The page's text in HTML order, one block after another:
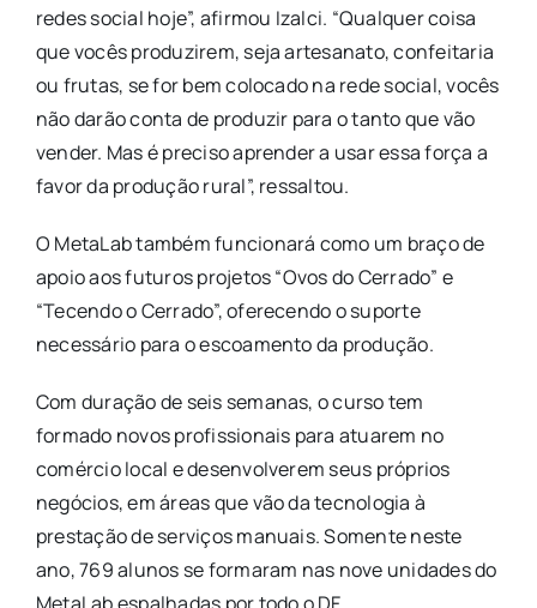
redes social hoje”, afirmou Izalci. “Qualquer coisa
que vocês produzirem, seja artesanato, confeitaria
ou frutas, se for bem colocado na rede social, vocês
não darão conta de produzir para o tanto que vão
vender. Mas é preciso aprender a usar essa força a
favor da produção rural”, ressaltou.
​O MetaLab também funcionará como um braço de
apoio aos futuros projetos “Ovos do Cerrado” e
“Tecendo o Cerrado”, oferecendo o suporte
necessário para o escoamento da produção.
Com duração de seis semanas, o curso tem
formado novos profissionais para atuarem no
comércio local e desenvolverem seus próprios
negócios, em áreas que vão da tecnologia à
prestação de serviços manuais. Somente neste
ano, 769 alunos se formaram nas nove unidades do